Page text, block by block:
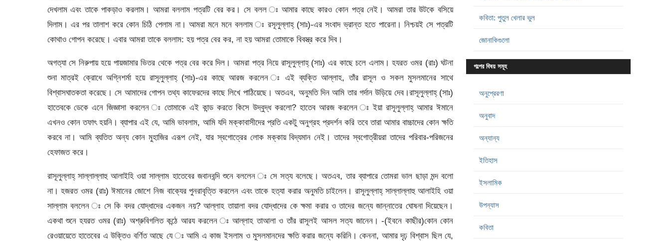
দেখলাম এবং তাকে পাকড়াও করলাম। আমরা বললাম পত্রটি বের কর। সে বলল ঃ আমার কাছে কারও কোন পত্র নেই। আমরা তার উটকে বসিয়ে
দিলাম। এর পর তালাশ করে কোন চিঠি পেলাম না। আমরা মনে মনে বললাম ঃ রসূলুল্লাহ্ (সাঃ)-এর সংবাদ ভ্রান্ত হতে পারেনা। নিশ্চয়ই সে পত্রটি
কোথাও গোপন করেছে। এবার আমরা তাকে বললাম: হয় পত্র বের কর, না হয় আমরা তোমাকে বিবস্ত্র করে দিব।
অগত্যা সে নিরুপায় হয়ে পায়জামার ভিতর থেকে পত্র বের করে দিল। আমরা পত্র নিয়ে রাসূলুল্লাহ্ (সাঃ) এর কাছে চলে এলাম। হযরত ওমর (রাঃ) ঘটনা
শুনা মাত্রই ক্রোধে অগ্নিশর্মা হয়ে রাসূলুল্লাহ্ (সাঃ)-এর কাছে আরজ করলেন ঃ এই ব্যক্তি আল্লাহ, তাঁর রাসূল ও সকল মুসলমানের সাথে
বিশ্বাসঘাতকতা করেছে। সে আমাদের গোপন তথ্য কাফেরদের কাছে লিখে পাঠিয়েছে। অতএব, অনুমতি দিন আমি তার গর্দান উড়িয়ে দেব।রাসূলুল্লাহ্ (সাঃ)
হাতেবকে ডেকে এনে জিজ্ঞাসা করলেন ঃ তোমাকে এই কান্ড করতে কিসে উদ্বুদ্ধ করলো? হাতেব আরজ করলেন ঃ ইয়া রাসূলুল্লাহ্ আমার ঈমানে
এখনও কোন তফাৎ হয়নি। ব্যাপার এই যে, আমি ভাবলাম, আমি যদি মক্কাবাসীদের প্রতি একটু অনুগ্রহ প্রদর্শন করি তবে তারা আমার বাচ্চাদের কোন ক্ষতি
করবে না। আমি ব্যতিত অন্য কোন মুহাজির এরূপ নেই, যার স্বগোত্রের লোক মক্কায় বিদ্যমান নেই। তাদের স্বগোত্রীয়রা তাদের পরিবার-পরিজনের
হেফাজত করে।
রাসূলুল্লাহ্ সাল্লাল্লাহু আলাইহি ওয়া সাল্লাম হাতেবের জবানবন্দি শুনে বললেন ঃ সে সত্য বলেছে। অতএব, তার ব্যাপারে তোমরা ভাল ছাড়া মন্দ বলো
না। হজরত ওমর (রাঃ) ঈমানের জোশে নিজ বাক্যের পুনরাবৃত্তি করলেন এবং তাকে হত্যা করার অনুমতি চাইলেন। রাসূলুল্লাহ্ সাল্লাল্লাহু আলাইহি ওয়া
সাল্লাম বললেন ঃ সে কি বদর যোদ্ধাদের একজন নয়? আল্লাহ তায়ালা বদর যোদ্ধাদের কে ক্ষমা করার ও তাদের জন্যে জান্নাতের ঘোষনা দিয়েছেন।
একথা শুনে হযরত ওমর (রাঃ) অশ্রুবিগলিত কন্ঠে আরয করলেন ঃ আল্লাহ তাআলা ও তাঁর রাসূলই আসল সত্য জানেন। -(ইবনে কাছীর)কোন কোন
রেওয়ায়েতে হাতেবের এ উক্তিও বর্ণিত আছে যে ঃ আমি এ কাজ ইসলাম ও মুসলমানদের ক্ষতি করার জন্যে করিনি। কেননা, আমার দৃঢ় বিশ্বাস ছিল যে,
কবিতা: পুতুল খেলার ভুল
জোনাকিগুলো
গল্পের বিষয় সমূহ
অনুপ্রেরণা
অনুবাদ
অন্যান্য
ইতিহাস
ইসলামিক
উপন্যাস
কবিতা